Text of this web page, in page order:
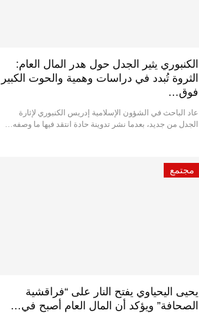
الكنبوري يثير الجدل حول هدر المال العام:
الثروة تُبدد في دراسات وهمية والحوت الكبير
فوق…
عاد الباحث في الشؤون الإسلامية إدريس الكنبوري لإثارة
الجدل من جديد، بعدما نشر تدوينة حادة انتقد فيها ما وصفه…
مجتمع
يحيى اليحياوي يفتح النار على “فراقشية
الصحافة” ويؤكد أن المال العام أصبح في…